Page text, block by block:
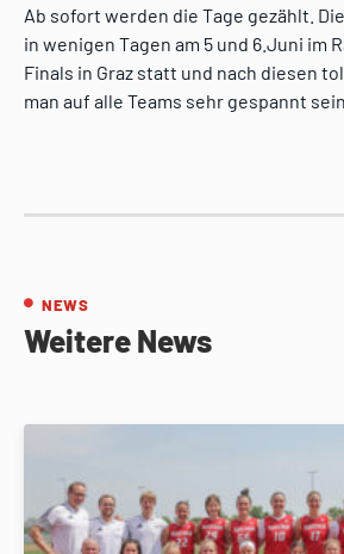
Ab sofort werden die Tage gezählt.
in wenigen Tagen am 5 und 6.Juni im
Finals in Graz statt und nach diesen
man auf alle Teams sehr gespannt sein.
NEWS
Weitere News